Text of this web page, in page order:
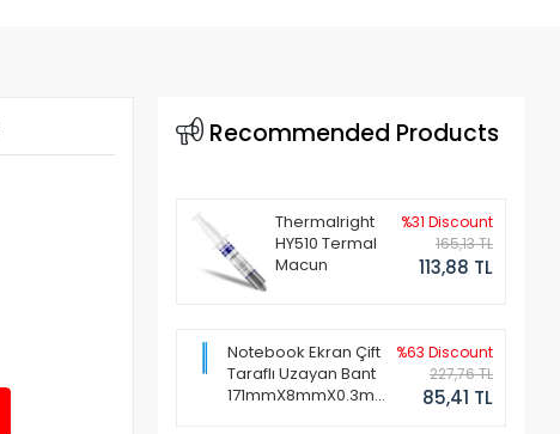
Recommended Products
Thermalright
HY510 Termal
Macun
%31 Discount
165,13 TL
113,88 TL
Notebook Ekran Çift
Taraflı Uzayan Bant
171mmX8mmX0.3mm
%63 Discount
227,76 TL
85,41 TL